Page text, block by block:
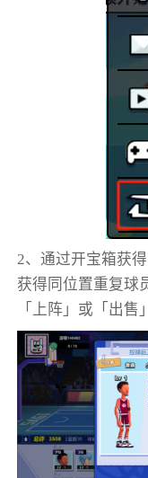
2、通过开宝箱获
获得同位置重复球
「上阵」或「出售